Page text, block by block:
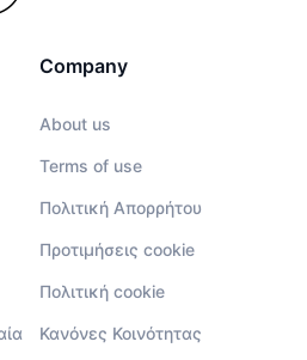
Company
About us
Terms of use
Πολιτική Απορρήτου
Προτιμήσεις cookie
Πολιτική cookie
Κανόνες Κοινότητας